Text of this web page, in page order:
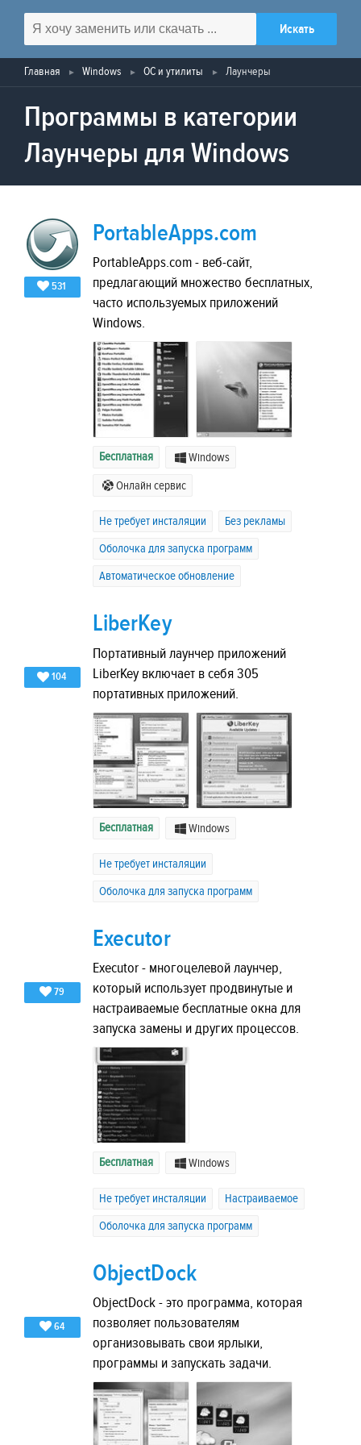
Главная Windows ОС и утилиты Лаунчеры
Программы в категории
Лаунчеры для Windows
531
PortableApps.com
PortableApps.com - веб-сайт,
предлагающий множество бесплатных,
часто используемых приложений
Windows.
Бесплатная Windows
Онлайн сервис
Не требует инсталяции
Без рекламы
Оболочка для запуска программ
Автоматическое обновление
104
LiberKey
Портативный лаунчер приложений
LiberKey включает в себя 305
портативных приложений.
Бесплатная Windows
Не требует инсталяции
Оболочка для запуска программ
79
Executor
Executor - многоцелевой лаунчер,
который использует продвинутые и
настраиваемые бесплатные окна для
запуска замены и других процессов.
Бесплатная Windows
Не требует инсталяции
Настраиваемое
Оболочка для запуска программ
64
ObjectDock
ObjectDock - это программа, которая
позволяет пользователям
организовывать свои ярлыки,
программы и запускать задачи.